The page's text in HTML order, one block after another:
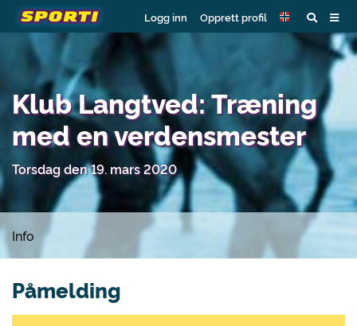
Logg inn Opprett profil
Klub Langtved: Træning
med en verdensmester
Torsdag den 19. mars 2020
Info
Påmelding